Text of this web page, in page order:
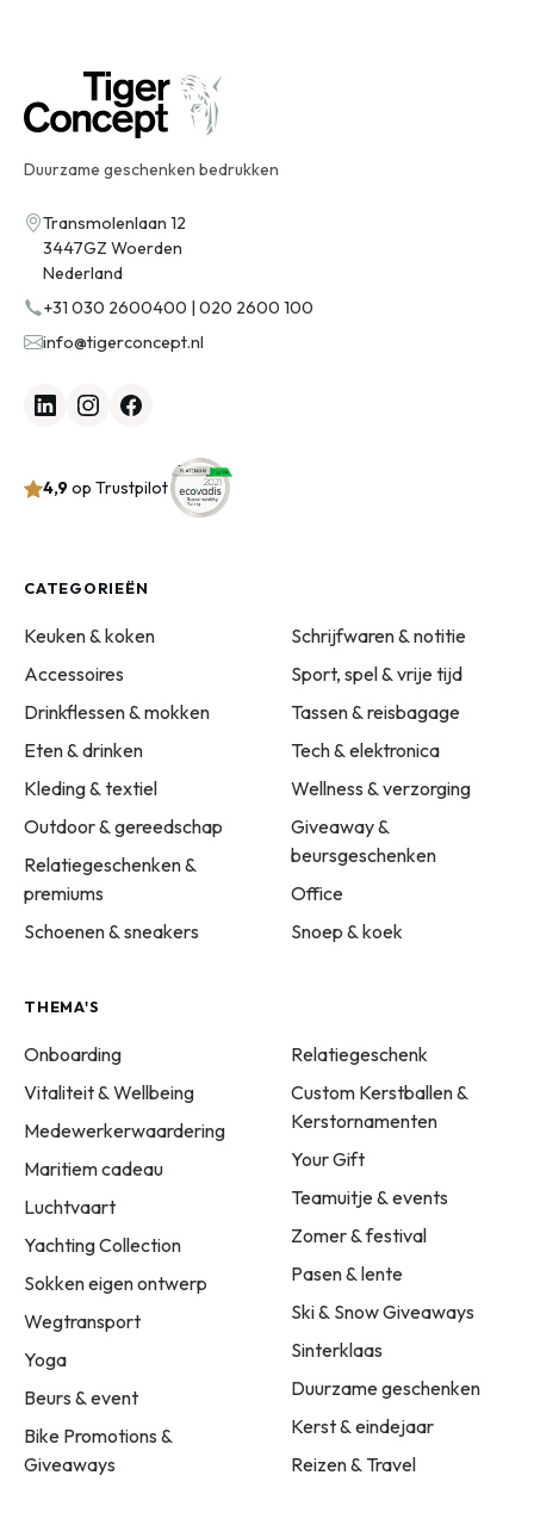
Duurzame geschenken bedrukken
Transmolenlaan 12
3447GZ Woerden
Nederland
+31 030 2600400 | 020 2600 100
info@tigerconcept.nl
4,9op Trustpilot
CATEGORIEËN
Keuken & koken
Accessoires
Drinkflessen & mokken
Eten & drinken
Kleding & textiel
Outdoor & gereedschap
Relatiegeschenken &
premiums
Schoenen & sneakers
Schrijfwaren & notitie
Sport, spel & vrije tijd
Tassen & reisbagage
Tech & elektronica
Wellness & verzorging
Giveaway &
beursgeschenken
Office
Snoep & koek
THEMA'S
Onboarding
Vitaliteit & Wellbeing
Medewerkerwaardering
Maritiem cadeau
Luchtvaart
Yachting Collection
Sokken eigen ontwerp
Wegtransport
Yoga
Beurs & event
Bike Promotions &
Giveaways
Relatiegeschenk
Custom Kerstballen &
Kerstornamenten
Your Gift
Teamuitje & events
Zomer & festival
Pasen & lente
Ski & Snow Giveaways
Sinterklaas
Duurzame geschenken
Kerst & eindejaar
Reizen & Travel